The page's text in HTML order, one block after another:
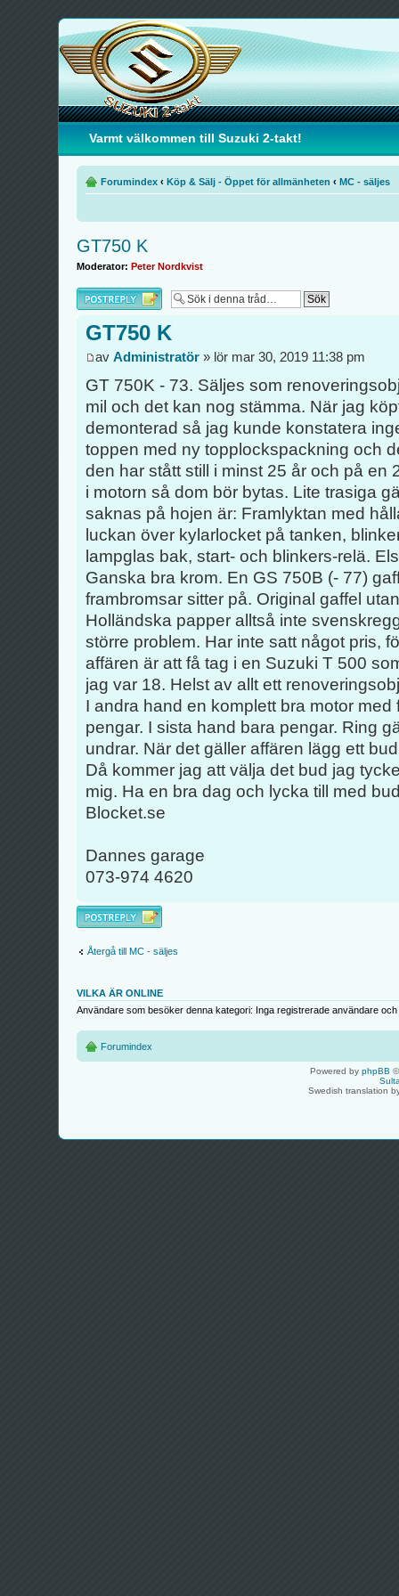
Varmt välkommen till Suzuki 2-takt!
Forumindex ‹ Köp & Sälj - Öppet för allmänheten ‹ MC - säljes
GT750 K
Moderator: Peter Nordkvist
Besvara
GT750 K
av Administratör » lör mar 30, 2019 11:38 pm
GT 750K - 73. Säljes som
mil och det kan nog stämma. När jag
demonterad så jag kunde konstatera
toppen med ny topplockspackning och
den har stått still i minst 25 år och på en
i motorn så dom bör bytas. Lite trasiga
saknas på hojen är: Framlyktan med
luckan över kylarlocket på tanken,
lampglas bak, start- och blinkers-relä.
Ganska bra krom. En GS 750B (- 77)
frambromsar sitter på. Original gaffel
Holländska papper alltså inte
större problem. Har inte satt något pris,
affären är att få tag i en Suzuki T 500
jag var 18. Helst av allt ett
I andra hand en komplett bra motor
pengar. I sista hand bara pengar. Ring
undrar. När det gäller affären lägg ett
Då kommer jag att välja det bud jag
mig. Ha en bra dag och lycka till med
Blocket.se
Dannes garage
073-974 4620
Besvara
Återgå till MC - säljes
VILKA ÄR ONLINE
Användare som besöker denna kategori: Inga registrerade användare
Forumindex
Powered by phpBB
Swedish translation